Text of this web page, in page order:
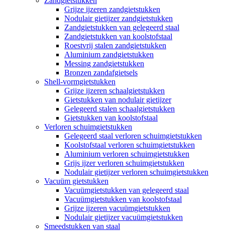
Grijze ijzeren zandgietstukken
Nodulair gietijzer zandgietstukken
Zandgietstukken van gelegeerd staal
Zandgietstukken van koolstofstaal
Roestvrij stalen zandgietstukken
Aluminium zandgietstukken
Messing zandgietstukken
Bronzen zandafgietsels
Shell-vormgietstukken
Grijze ijzeren schaalgietstukken
Gietstukken van nodulair gietijzer
Gelegeerd stalen schaalgietstukken
Gietstukken van koolstofstaal
Verloren schuimgietstukken
Gelegeerd staal verloren schuimgietstukken
Koolstofstaal verloren schuimgietstukken
Aluminium verloren schuimgietstukken
Grijs ijzer verloren schuimgietstukken
Nodulair gietijzer verloren schuimgietstukken
Vacuüm gietstukken
Vacuümgietstukken van gelegeerd staal
Vacuümgietstukken van koolstofstaal
Grijze ijzeren vacuümgietstukken
Nodulair gietijzer vacuümgietstukken
Smeedstukken van staal